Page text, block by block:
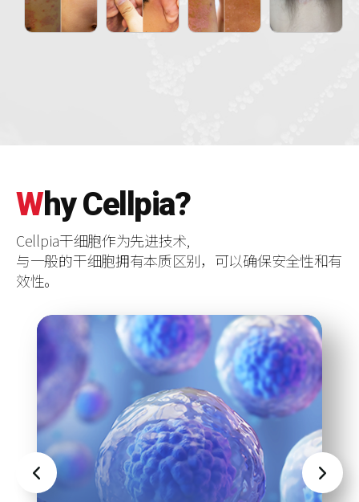
WhyCellpia?
Cellpia干细胞作为先进技术,
与一般的干细胞拥有本质区别，可以确保安全性和有
效性。